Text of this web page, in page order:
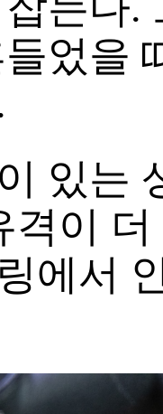
었을
있는
격이
에서